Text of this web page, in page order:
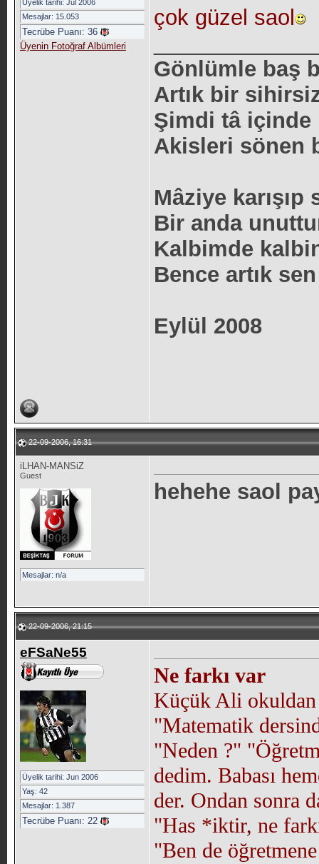
Üyelik tarihi: Jul 2006
Mesajlar: 15.053
Tecrübe Puanı: 36
Üyenin Fotoğraf Albümleri
çok güzel saol
Gönlümle baş
Artık bir
Şimdi tâ
Akisleri sönen
Mâziye
Bir anda
Kalbimde
Bence artık
Eylül 2008
22-09-2006, 16:31
iLHAN-MANSiZ
Guest
Mesajlar: n/a
hehehe saol
22-09-2006, 21:15
eFSaNe55
Üyelik tarihi: Jun 2006
Yaş: 42
Mesajlar: 1.387
Tecrübe Puanı: 22
Ne farkı var
Küçük Ali
"Matematik
"Neden ?"
dedim. Babası
der. Ondan sonra
"Has *iktir, ne
"Ben de